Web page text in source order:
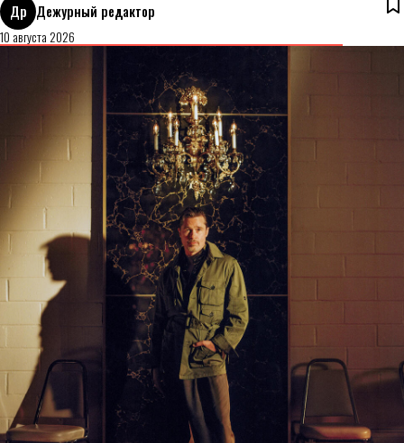
Др Дежурный редактор
10 августа 2026